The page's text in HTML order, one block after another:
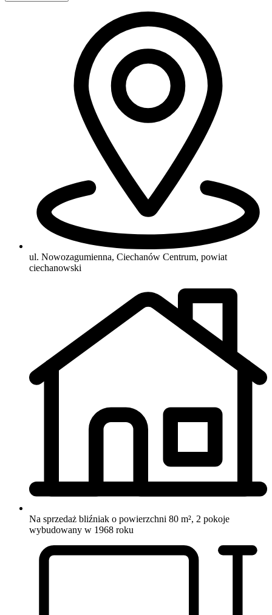
ul. Nowozagumienna, Ciechanów Centrum, powiat
ciechanowski
Na sprzedaż bliźniak o powierzchni 80 m², 2 pokoje
wybudowany w 1968 roku